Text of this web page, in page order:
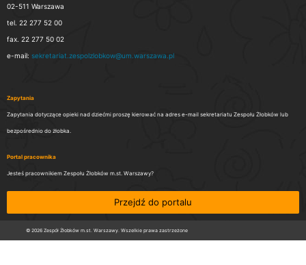
02-511 Warszawa
tel. 22 277 52 00
fax. 22 277 50 02
e-mail: sekretariat.zespolzlobkow@um.warszawa.pl
Zapytania
Zapytania dotyczące opieki nad dziećmi proszę kierować na adres e-mail sekretariatu Zespołu Żłobków lub
bezpośrednio do żłobka.
Portal pracownika
Jesteś pracownikiem Zespołu Żłobków m.st. Warszawy?
Przejdź do portalu
© 2026 Zespół Żłobków m.st. Warszawy. Wszelkie prawa zastrzeżone